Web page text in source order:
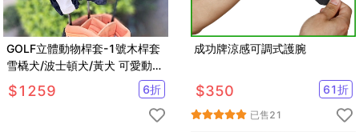
GOLF立體動物桿套-1號木桿套
雪橇犬/波士頓犬/黃犬 可愛動物
造型保護套 【GF21005】
$1259 6折
成功牌涼感可調式護腕
$350 61折
已售21